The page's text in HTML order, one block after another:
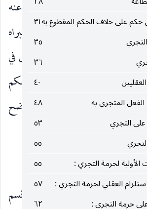
على خلاف الحكم المقطوع به٣١
٣٥
٣٦
٤٠
المتجرى به
٤٨
على التجري
٥٣
٥٥
٥٥
٥٧
٦٢
ثابتا في مورده مع قطع النّظر عنه
الحكم كالخمرة أو بكبراه
ما كان للقطع نفسه دخل في
انه يمكن أن يكون قطع بحكم
وموضوعا لحكم آخر وهذا واضح
مقامات.
أقسام القطع الموضوعي ، وقد قسم